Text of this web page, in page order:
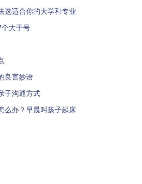
选适合你的大学和专业
大于号
良言妙语
子沟通方式
么办？早晨叫孩子起床